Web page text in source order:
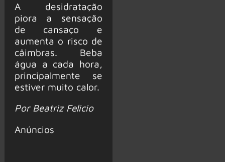
A desidratação
piora a sensação
de cansaço e
aumenta o risco de
câimbras. Beba
água a cada hora,
principalmente se
estiver muito calor.
Por Beatriz Felicio
Anúncios